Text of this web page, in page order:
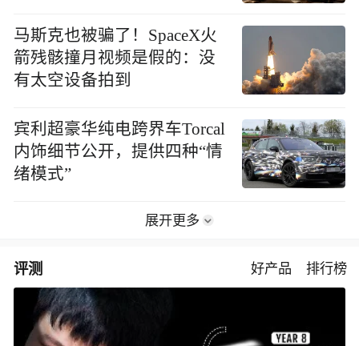
马斯克也被骗了！SpaceX火
箭残骸撞月视频是假的：没
有太空设备拍到
宾利超豪华纯电跨界车Torcal
内饰细节公开，提供四种“情
绪模式”
展开更多
评测 好产品 排行榜